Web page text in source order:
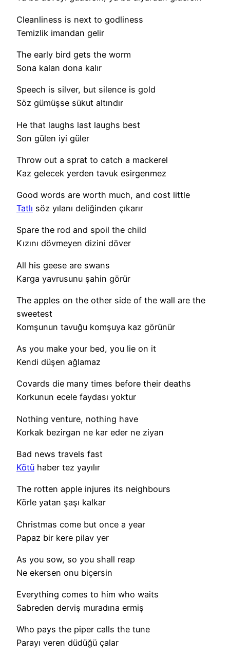
Cleanliness is next to godliness
Temizlik imandan gelir
The early bird gets the worm
Sona kalan dona kalır
Speech is silver, but silence is gold
Söz gümüşse sükut altındır
He that laughs last laughs best
Son gülen iyi güler
Throw out a sprat to catch a mackerel
Kaz gelecek yerden tavuk esirgenmez
Good words are worth much, and cost little
Tatlı söz yılanı deliğinden çıkarır
Spare the rod and spoil the child
Kızını dövmeyen dizini döver
All his geese are swans
Karga yavrusunu şahin görür
The apples on the other side of the wall are the
sweetest
Komşunun tavuğu komşuya kaz görünür
As you make your bed, you lie on it
Kendi düşen ağlamaz
Covards die many times before their deaths
Korkunun ecele faydası yoktur
Nothing venture, nothing have
Korkak bezirgan ne kar eder ne ziyan
Bad news travels fast
Kötü haber tez yayılır
The rotten apple injures its neighbours
Körle yatan şaşı kalkar
Christmas come but once a year
Papaz bir kere pilav yer
As you sow, so you shall reap
Ne ekersen onu biçersin
Everything comes to him who waits
Sabreden derviş muradına ermiş
Who pays the piper calls the tune
Parayı veren düdüğü çalar